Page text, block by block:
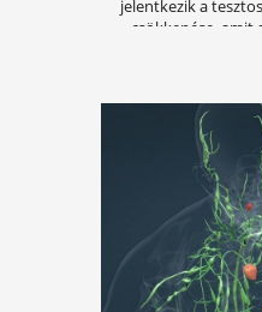
Az
örömteli új
átállás.